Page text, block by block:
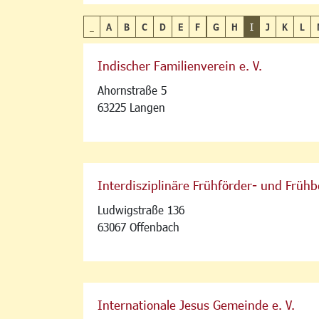
A B C D E F G H I J K L
Indischer Familienverein e. V.
Ahornstraße 5
63225 Langen
Interdisziplinäre Frühförder- und
Ludwigstraße 136
63067 Offenbach
Internationale Jesus Gemeinde e. V.